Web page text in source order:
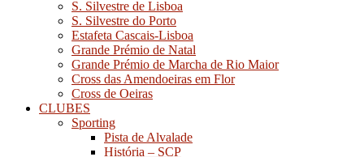
S. Silvestre de Lisboa
S. Silvestre do Porto
Estafeta Cascais-Lisboa
Grande Prémio de Natal
Grande Prémio de Marcha de Rio Maior
Cross das Amendoeiras em Flor
Cross de Oeiras
CLUBES
Sporting
Pista de Alvalade
História – SCP